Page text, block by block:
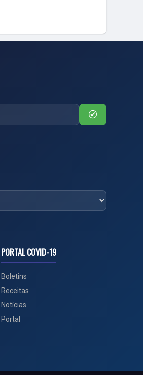
PORTAL COVID-19
Boletins
Receitas
Notícias
Portal